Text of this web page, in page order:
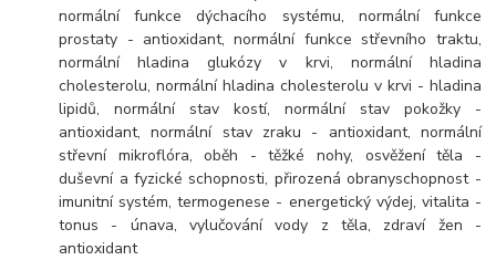
normální funkce dýchacího systému, normální funkce
prostaty - antioxidant, normální funkce střevního traktu,
normální hladina glukózy v krvi, normální hladina
cholesterolu, normální hladina cholesterolu v krvi - hladina
lipidů, normální stav kostí, normální stav pokožky -
antioxidant, normální stav zraku - antioxidant, normální
střevní mikroflóra, oběh - těžké nohy, osvěžení těla -
duševní a fyzické schopnosti, přirozená obranyschopnost -
imunitní systém, termogenese - energetický výdej, vitalita -
tonus - únava, vylučování vody z těla, zdraví žen -
antioxidant